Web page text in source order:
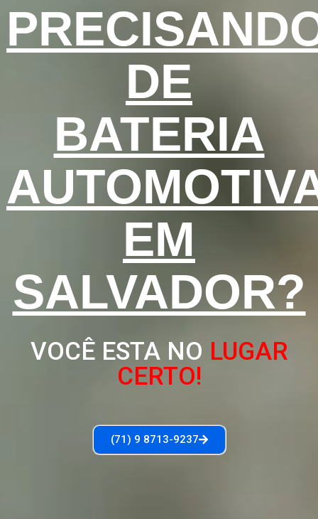
DE
BATERIA
EM
SALVADOR?
VOCÊ ESTA NO LUGAR
CERTO!
(71) 9 8713-9237